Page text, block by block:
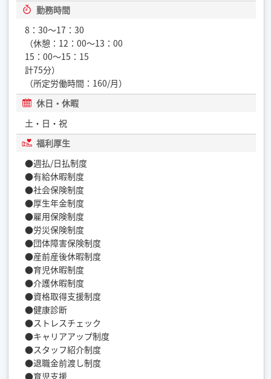
勤務時間
8：30〜17：30
（休憩：12：00〜13：00
15：00〜15：15
計75分）
（所定労働時間：160/月）
休日・休暇
土・日・祝
福利厚生
●週払/日払制度
●有給休暇制度
●社会保険制度
●厚生年金制度
●雇用保険制度
●労災保険制度
●団体障害保険制度
●産前産後休暇制度
●育児休暇制度
●介護休暇制度
●資格取得支援制度
●健康診断
●ストレスチェック
●キャリアアップ制度
●スタッフ紹介制度
●退職金前渡し制度
●育児支援